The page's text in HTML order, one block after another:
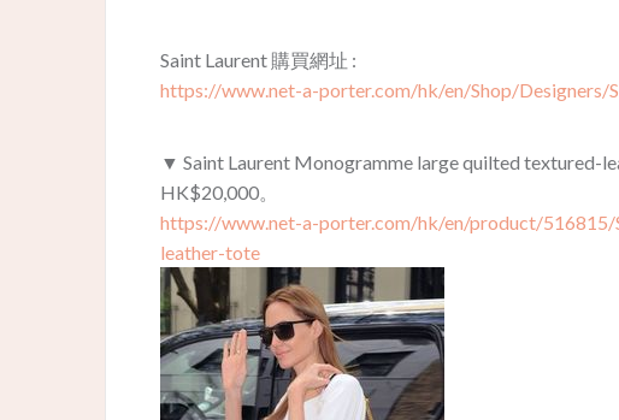
Saint Laurent 購買網址 :
https://www.net-a-porter.com/hk/en/Shop/Designers/
▼ Saint Laurent Monogramme large quilted textured-
HK$20,000。
https://www.net-a-porter.com/hk/en/product/
leather-tote